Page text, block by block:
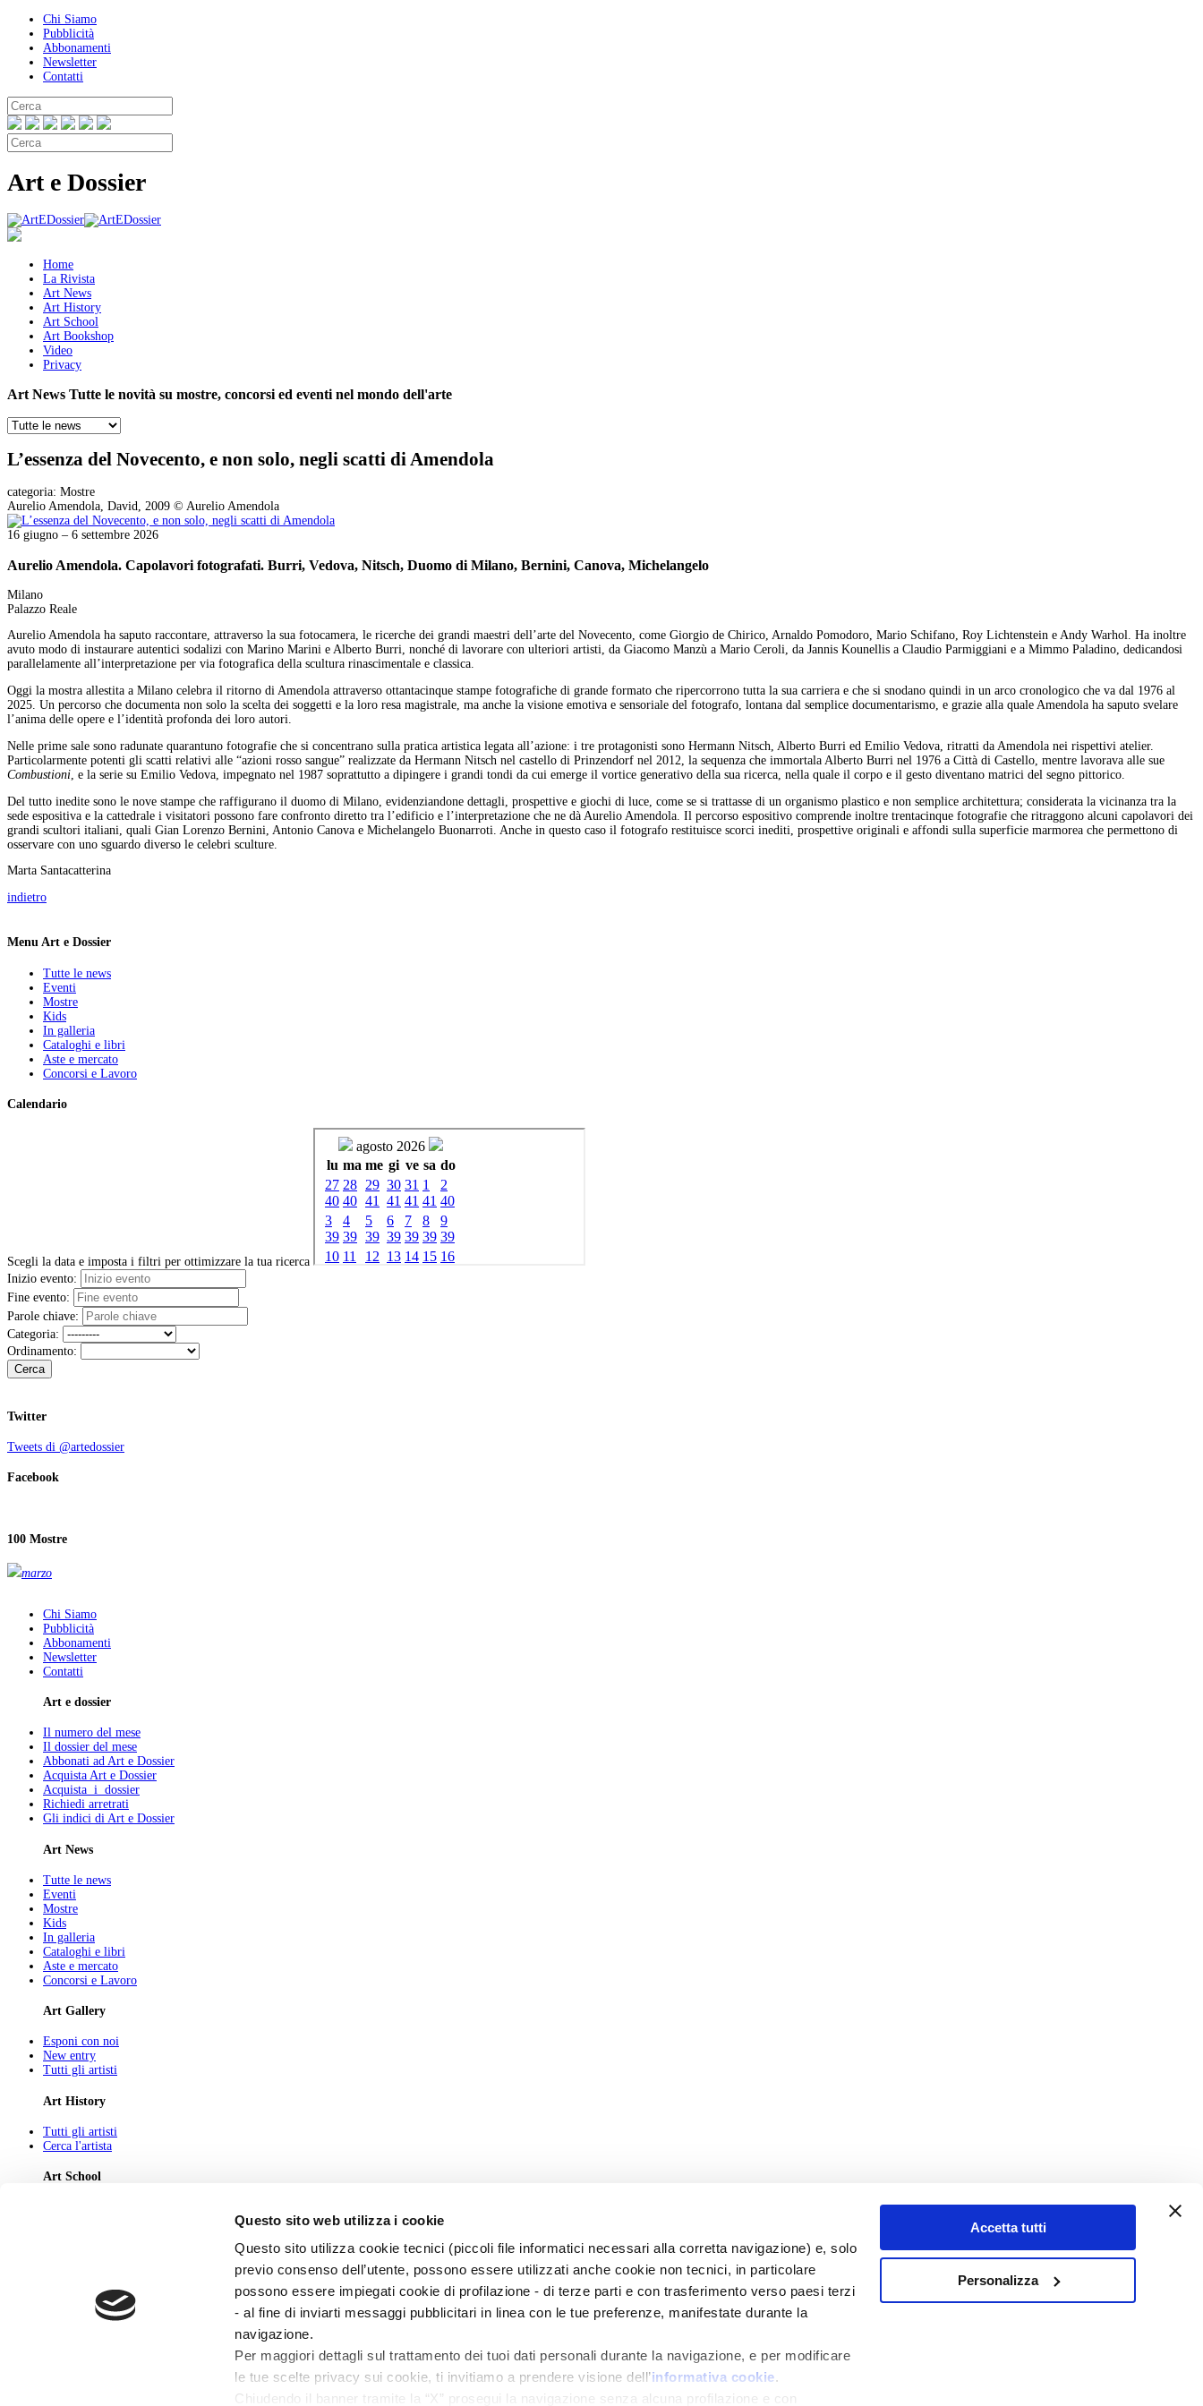
Questo sito web utilizza i cookie
Questo sito utilizza cookie tecnici (piccoli file informatici necessari alla corretta navigazione) e, solo
previo consenso dell’utente, possono essere utilizzati anche cookie non tecnici, in particolare
possono essere impiegati cookie di profilazione - di terze parti e con trasferimento verso paesi terzi
- al fine di inviarti messaggi pubblicitari in linea con le tue preferenze, manifestate durante la
navigazione.
Per maggiori dettagli sul trattamento dei tuoi dati personali durante la navigazione, e per modificare
le tue scelte privacy sui cookie, ti invitiamo a prendere visione dell’informativa cookie.
Chiudendo il banner tramite la “X” prosegui la navigazione senza alcuna profilazione e con
Accetta tutti
Personalizza
Chi Siamo
Pubblicità
Abbonamenti
Newsletter
Contatti
Art e Dossier
Home
La Rivista
Art News
Art History
Art School
Art Bookshop
Video
Privacy
Art News Tutte le novità su mostre, concorsi ed eventi nel mondo dell'arte
L’essenza del Novecento, e non solo, negli scatti di Amendola
categoria: Mostre
Aurelio Amendola, David, 2009 © Aurelio Amendola
16 giugno – 6 settembre 2026
Aurelio Amendola. Capolavori fotografati. Burri, Vedova, Nitsch, Duomo di Milano, Bernini, Canova, Michelangelo
Milano
Palazzo Reale
Aurelio Amendola ha saputo raccontare, attraverso la sua fotocamera, le ricerche dei grandi maestri dell’arte del Novecento, come Giorgio de Chirico, Arnaldo Pomodoro, Mario Schifano, Roy Lichtenstein e Andy Warhol. Ha inoltre
avuto modo di instaurare autentici sodalizi con Marino Marini e Alberto Burri, nonché di lavorare con ulteriori artisti, da Giacomo Manzù a Mario Ceroli, da Jannis Kounellis a Claudio Parmiggiani e a Mimmo Paladino, dedicandosi
parallelamente all’interpretazione per via fotografica della scultura rinascimentale e classica.
Oggi la mostra allestita a Milano celebra il ritorno di Amendola attraverso ottantacinque stampe fotografiche di grande formato che ripercorrono tutta la sua carriera e che si snodano quindi in un arco cronologico che va dal 1976 al
2025. Un percorso che documenta non solo la scelta dei soggetti e la loro resa magistrale, ma anche la visione emotiva e sensoriale del fotografo, lontana dal semplice documentarismo, e grazie alla quale Amendola ha saputo svelare
l’anima delle opere e l’identità profonda dei loro autori.
Nelle prime sale sono radunate quarantuno fotografie che si concentrano sulla pratica artistica legata all’azione: i tre protagonisti sono Hermann Nitsch, Alberto Burri ed Emilio Vedova, ritratti da Amendola nei rispettivi atelier.
Particolarmente potenti gli scatti relativi alle “azioni rosso sangue” realizzate da Hermann Nitsch nel castello di Prinzendorf nel 2012, la sequenza che immortala Alberto Burri nel 1976 a Città di Castello, mentre lavorava alle sue
Combustioni , e la serie su Emilio Vedova, impegnato nel 1987 soprattutto a dipingere i grandi tondi da cui emerge il vortice generativo della sua ricerca, nella quale il corpo e il gesto diventano matrici del segno pittorico.
Del tutto inedite sono le nove stampe che raffigurano il duomo di Milano, evidenziandone dettagli, prospettive e giochi di luce, come se si trattasse di un organismo plastico e non semplice architettura; considerata la vicinanza tra la
sede espositiva e la cattedrale i visitatori possono fare confronto diretto tra l’edificio e l’interpretazione che ne dà Aurelio Amendola. Il percorso espositivo comprende inoltre trentacinque fotografie che ritraggono alcuni capolavori dei
grandi scultori italiani, quali Gian Lorenzo Bernini, Antonio Canova e Michelangelo Buonarroti. Anche in questo caso il fotografo restituisce scorci inediti, prospettive originali e affondi sulla superficie marmorea che permettono di
osservare con uno sguardo diverso le celebri sculture.
Marta Santacatterina
indietro
Menu Art e Dossier
Tutte le news
Eventi
Mostre
Kids
In galleria
Cataloghi e libri
Aste e mercato
Concorsi e Lavoro
Calendario
Scegli la data e imposta i filtri per ottimizzare la tua ricerca
Inizio evento:
Fine evento:
Parole chiave:
Categoria:
Ordinamento:
Cerca
Twitter
Tweets di @artedossier
Facebook
100 Mostre
marzo
Chi Siamo
Pubblicità
Abbonamenti
Newsletter
Contatti
Art e dossier
Il numero del mese
Il dossier del mese
Abbonati ad Art e Dossier
Acquista Art e Dossier
Acquista i dossier
Richiedi arretrati
Gli indici di Art e Dossier
Art News
Tutte le news
Eventi
Mostre
Kids
In galleria
Cataloghi e libri
Aste e mercato
Concorsi e Lavoro
Art Gallery
Esponi con noi
New entry
Tutti gli artisti
Art History
Tutti gli artisti
Cerca l'artista
Art School
Newsletter
© 2026 GIUNTI EDITORE s.p.a., piazza Virgilio 4 - 20123 Milano
Codice fiscale e numero d'iscrizione al Registro Imprese di Milano - 80009810484